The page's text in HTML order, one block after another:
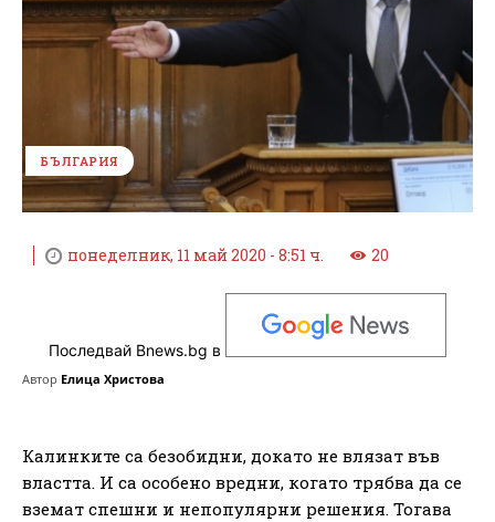
БЪЛГАРИЯ
понеделник, 11 май 2020 - 8:51 ч. 20
Последвай Bnews.bg в
Автор Елица Христова
Калинките са безобидни, докато не влязат във
властта. И са особено вредни, когато трябва да се
вземат спешни и непопулярни решения. Тогава